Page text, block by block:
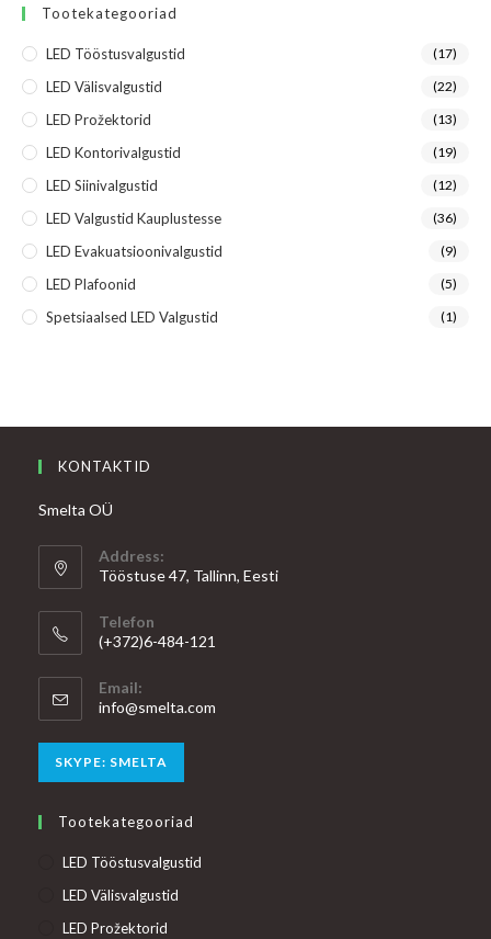
Tootekategooriad
LED Tööstusvalgustid (17)
LED Välisvalgustid (22)
LED Prožektorid (13)
LED Kontorivalgustid (19)
LED Siinivalgustid (12)
LED Valgustid Kauplustesse (36)
LED Evakuatsioonivalgustid (9)
LED Plafoonid (5)
Spetsiaalsed LED Valgustid (1)
KONTAKTID
Smelta OÜ
Address:
Tööstuse 47, Tallinn, Eesti
Telefon
(+372)6-484-121
Email:
info@smelta.com
SKYPE: SMELTA
in
Tootekategooriad
LED Tööstusvalgustid
LED Välisvalgustid
LED Prožektorid